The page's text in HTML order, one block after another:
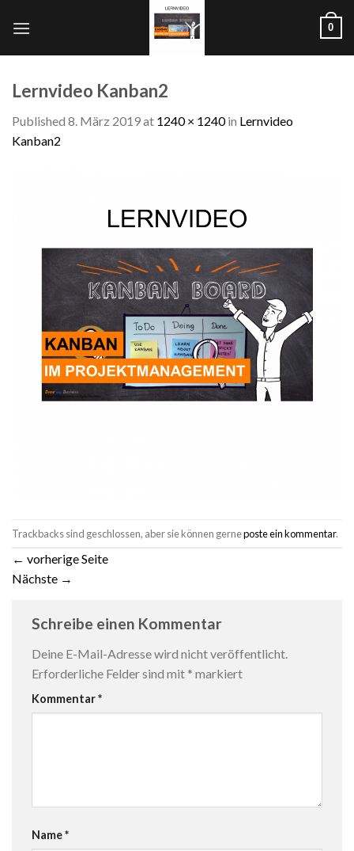
0
Lernvideo Kanban2
Published 8. März 2019at 1240 × 1240in Lernvideo
Kanban2
Trackbacks sind geschlossen, aber sie können gerneposte ein kommentar.
← vorherige Seite
Nächste →
Schreibe einen Kommentar
Deine E-Mail-Adresse wird nicht veröffentlicht.
Erforderliche Felder sind mit * markiert
Kommentar*
Name*